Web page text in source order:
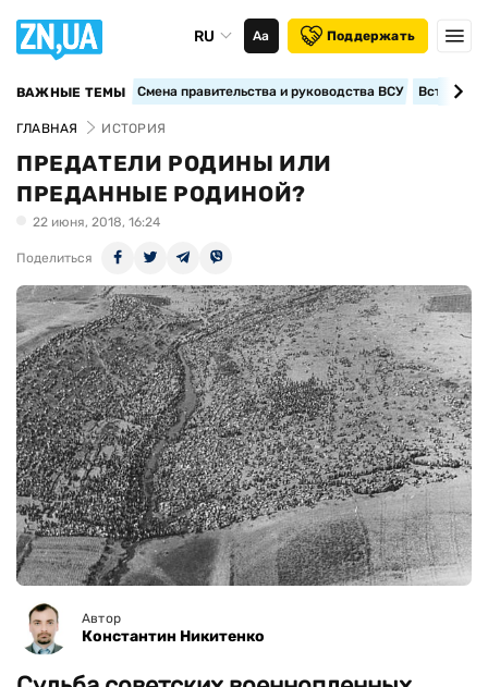
RU Аа Поддержать
ВАЖНЫЕ ТЕМЫ Смена правительства и руководства ВСУ
ГЛАВНАЯ ИСТОРИЯ
ПРЕДАТЕЛИ РОДИНЫ ИЛИ
ПРЕДАННЫЕ РОДИНОЙ?
22 июня, 2018, 16:24
Поделиться
Автор
Константин Никитенко